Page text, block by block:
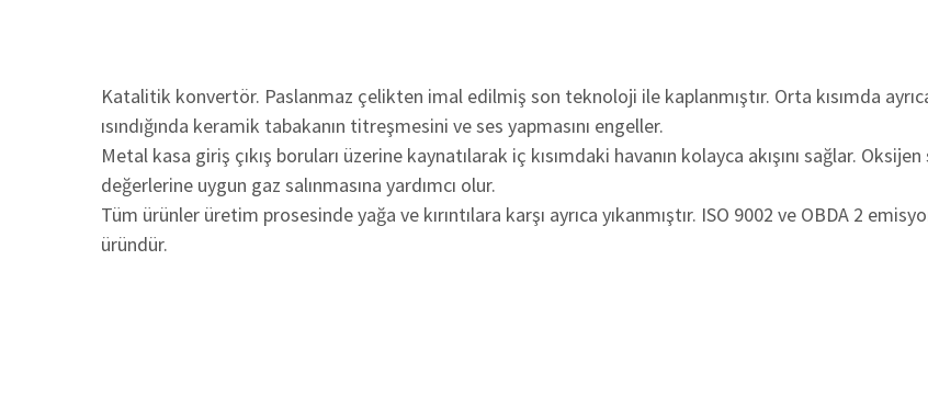
Katalitik konvertör. Paslanmaz çelikten imal edilmiş son teknoloji ile kaplanmıştır. Orta kısımda
ısındığında keramik tabakanın titreşmesini ve ses yapmasını engeller.
Metal kasa giriş çıkış boruları üzerine kaynatılarak iç kısımdaki havanın kolayca akışını sağlar.
değerlerine uygun gaz salınmasına yardımcı olur.
Tüm ürünler üretim prosesinde yağa ve kırıntılara karşı ayrıca yıkanmıştır. ISO 9002 ve OBDA 2
üründür.